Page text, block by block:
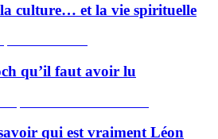
culture… et la vie spirituelle
qu’il faut avoir lu
qui est vraiment Léon